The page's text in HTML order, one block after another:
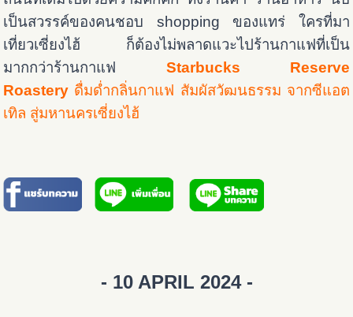
เป็นสวรรค์ของคนชอบ shopping ของแทร่ ใครที่มา
เที่ยวเซี่ยงไฮ้ ก็ต้องไม่พลาดแวะไปร้านกาแฟที่เป็น
มากกว่าร้านกาแฟ Starbucks Reserve
Roastery ดื่มด่ำกลิ่นกาแฟ สัมผัสวัฒนธรรม จากซีแอต
เทิล สู่มหานครเซี่ยงไฮ้
- 10 APRIL 2024 -